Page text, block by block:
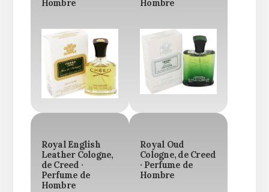
Hombre
Hombre
Royal English
Leather Cologne,
de Creed ·
Perfume de
Hombre
Royal Oud
Cologne, de Creed
· Perfume de
Hombre